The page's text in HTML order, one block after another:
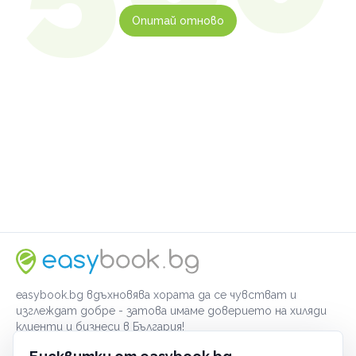
Опитай отново
easybook.bg вдъхновява хората да се чувстват и
изглеждат добре - затова имаме доверието на хиляди
клиенти и бизнеси в България!